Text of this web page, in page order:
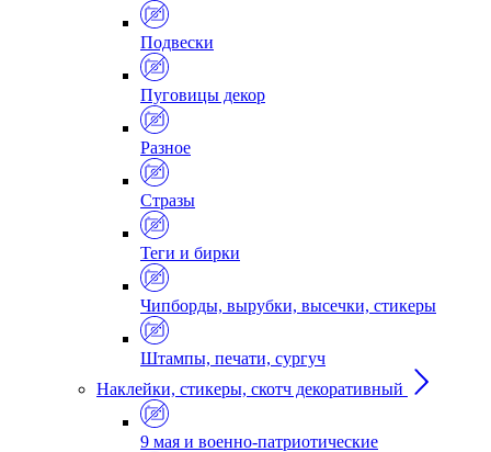
Подвески
Пуговицы декор
Разное
Стразы
Теги и бирки
Чипборды, вырубки, высечки, стикеры
Штампы, печати, сургуч
Наклейки, стикеры, скотч декоративный
9 мая и военно-патриотические